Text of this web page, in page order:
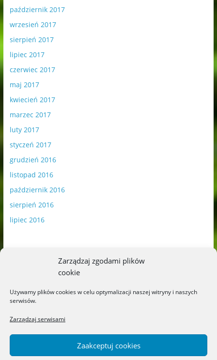
Zarządzaj zgodami plików
cookie
Używamy plików cookies w celu optymalizacji naszej witryny i naszych
serwisów.
Zarządzaj serwisami
Zaakceptuj cookies
październik 2017
wrzesień 2017
sierpień 2017
lipiec 2017
czerwiec 2017
maj 2017
kwiecień 2017
marzec 2017
luty 2017
styczeń 2017
grudzień 2016
listopad 2016
październik 2016
sierpień 2016
lipiec 2016